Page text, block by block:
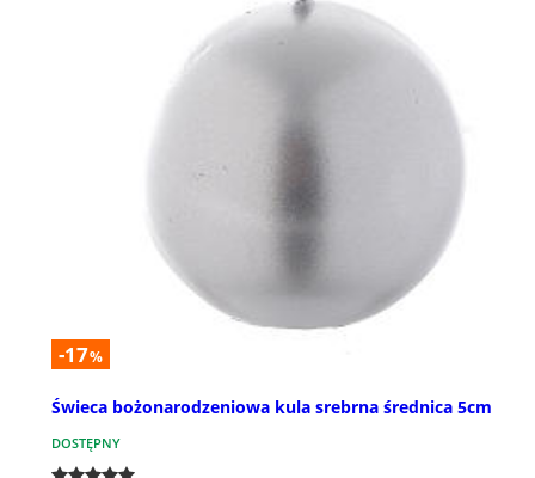
-17%
Świeca bożonarodzeniowa kula srebrna średnica 5cm
DOSTĘPNY